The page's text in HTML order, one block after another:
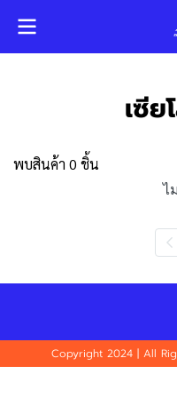
เซีย
พบสินค้า 0 ชิ้น
ไ
Copyright 2024 | All